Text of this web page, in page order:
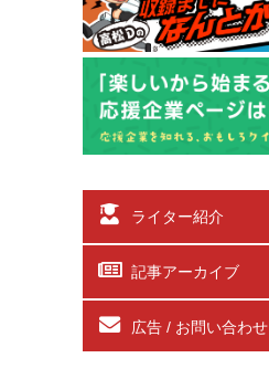
ライター紹介
記事アーカイブ
広告 / お問い合わせ